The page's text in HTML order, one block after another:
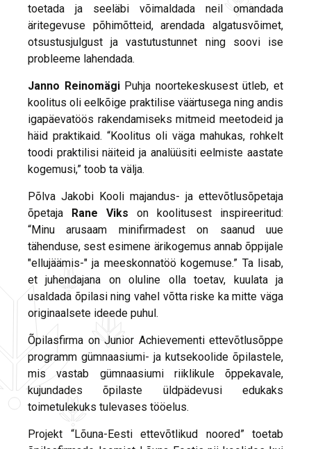
toetada ja seeläbi võimaldada neil omandada
äritegevuse põhimõtteid, arendada algatusvõimet,
otsustusjulgust ja vastutustunnet ning soovi ise
probleeme lahendada.
Janno Reinomägi Puhja noortekeskusest ütleb, et
koolitus oli eelkõige praktilise väärtusega ning andis
igapäevatöös rakendamiseks mitmeid meetodeid ja
häid praktikaid. “Koolitus oli väga mahukas, rohkelt
toodi praktilisi näiteid ja analüüsiti eelmiste aastate
kogemusi,” toob ta välja.
Põlva Jakobi Kooli majandus- ja ettevõtlusõpetaja
õpetaja Rane Viks on koolitusest inspireeritud:
“Minu arusaam minifirmadest on saanud uue
tähenduse, sest esimene ärikogemus annab õppijale
"ellujäämis-" ja meeskonnatöö kogemuse.” Ta lisab,
et juhendajana on oluline olla toetav, kuulata ja
usaldada õpilasi ning vahel võtta riske ka mitte väga
originaalsete ideede puhul.
Õpilasfirma on Junior Achievementi ettevõtlusõppe
programm gümnaasiumi- ja kutsekoolide õpilastele,
mis vastab gümnaasiumi riiklikule õppekavale,
kujundades õpilaste üldpädevusi edukaks
toimetulekuks tulevases tööelus.
Projekt “Lõuna-Eesti ettevõtlikud noored” toetab